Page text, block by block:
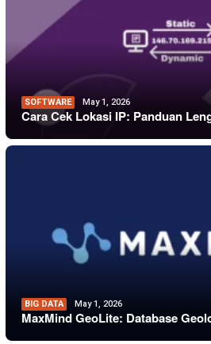
SOFTWARE May 1, 2026
Cara Cek Lokasi IP: Panduan
BIG DATA May 1, 2026
MaxMind GeoLite: Database